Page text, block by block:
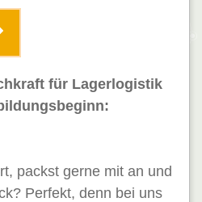
für Lagerlogistik
packst gerne mit an und
Perfekt, denn bei uns